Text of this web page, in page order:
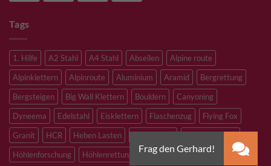
Tags
1. Hilfe A2 Stahl A4 Stahl Abseilen
Alpine route
Alpinklettern
Alpinroute Aluminium Aramid
Bergrettung
Bergsteigen
Big Wall Klettern Bouldern
Canyoning
Dyneema
Edelstahl Eisklettern Flaschenzug
Flying Fox
Granit
HCR Heben Lasten Hochtouren
Höhenarbeiten
Höhlenforschung
Höhlenrettung Inox Kevlar
Kletterhalle